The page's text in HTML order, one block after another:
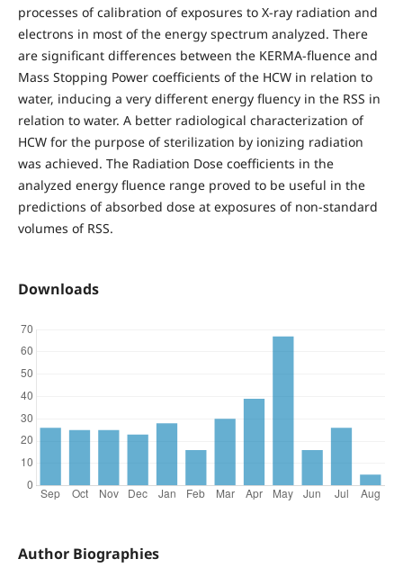
processes of calibration of exposures to X-ray radiation and
electrons in most of the energy spectrum analyzed. There
are significant differences between the KERMA-fluence and
Mass Stopping Power coefficients of the HCW in relation to
water, inducing a very different energy fluency in the RSS in
relation to water. A better radiological characterization of
HCW for the purpose of sterilization by ionizing radiation
was achieved. The Radiation Dose coefficients in the
analyzed energy fluence range proved to be useful in the
predictions of absorbed dose at exposures of non-standard
volumes of RSS.
Downloads
Author Biographies